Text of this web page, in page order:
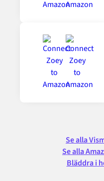
Se alla
Se alla
Bläddra i